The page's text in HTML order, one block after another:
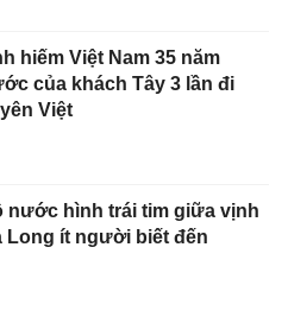
hiếm Việt Nam 35 năm
của khách Tây 3 lần đi
Việt
nước hình trái tim giữa vịnh
Long ít người biết đến